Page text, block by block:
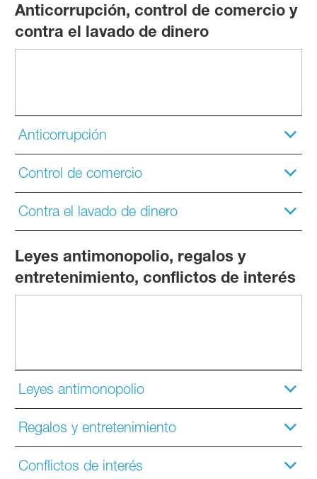
Anticorrupción, control de comercio y
contra el lavado de dinero
Anticorrupción
Control de comercio
Contra el lavado de dinero
Leyes antimonopolio, regalos y
entretenimiento, conflictos de interés
Leyes antimonopolio
Regalos y entretenimiento
Conflictos de interés